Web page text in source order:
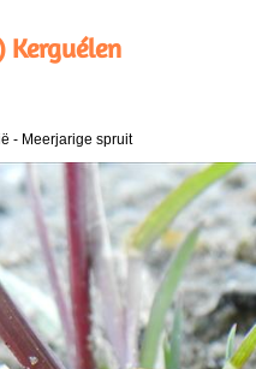
Kerguélen
- Meerjarige spruit